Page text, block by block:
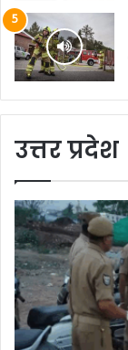
उत्तर प्रदेश